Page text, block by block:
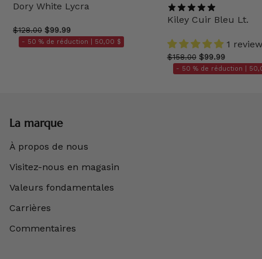
Dory White Lycra
$128.00 $99.99
- 50 % de réduction | 50,00 $
Kiley Cuir Bleu Lt.
1 review
$158.00 $99.99
- 50 % de réduction |
La marque
À propos de nous
Visitez-nous en magasin
Valeurs fondamentales
Carrières
Commentaires